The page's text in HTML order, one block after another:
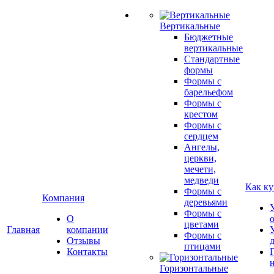
Главная
Компания
О
компании
Отзывы
Контакты
Вертикальные
Бюджетные
вертикальные
Стандартные
формы
Формы с
барельефом
Формы с
крестом
Формы с
сердцем
Ангелы,
церкви,
мечети,
медведи
Формы с
деревьями
Формы с
цветами
Формы с
птицами
Горизонтальные
Как